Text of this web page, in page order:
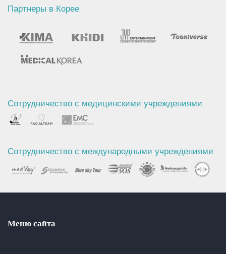
Партнеры в Корее
Сотрудничество с медицинскими учреждениями
Сотрудничество с международными учреждениями
Меню сайта